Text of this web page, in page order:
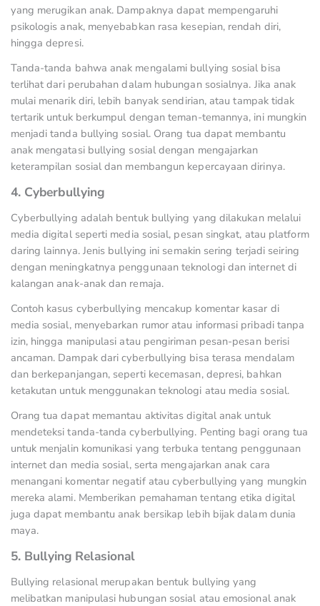
yang merugikan anak. Dampaknya dapat mempengaruhi
psikologis anak, menyebabkan rasa kesepian, rendah diri,
hingga depresi.
Tanda-tanda bahwa anak mengalami bullying sosial bisa
terlihat dari perubahan dalam hubungan sosialnya. Jika anak
mulai menarik diri, lebih banyak sendirian, atau tampak tidak
tertarik untuk berkumpul dengan teman-temannya, ini mungkin
menjadi tanda bullying sosial. Orang tua dapat membantu
anak mengatasi bullying sosial dengan mengajarkan
keterampilan sosial dan membangun kepercayaan dirinya.
4. Cyberbullying
Cyberbullying adalah bentuk bullying yang dilakukan melalui
media digital seperti media sosial, pesan singkat, atau platform
daring lainnya. Jenis bullying ini semakin sering terjadi seiring
dengan meningkatnya penggunaan teknologi dan internet di
kalangan anak-anak dan remaja.
Contoh kasus cyberbullying mencakup komentar kasar di
media sosial, menyebarkan rumor atau informasi pribadi tanpa
izin, hingga manipulasi atau pengiriman pesan-pesan berisi
ancaman. Dampak dari cyberbullying bisa terasa mendalam
dan berkepanjangan, seperti kecemasan, depresi, bahkan
ketakutan untuk menggunakan teknologi atau media sosial.
Orang tua dapat memantau aktivitas digital anak untuk
mendeteksi tanda-tanda cyberbullying. Penting bagi orang tua
untuk menjalin komunikasi yang terbuka tentang penggunaan
internet dan media sosial, serta mengajarkan anak cara
menangani komentar negatif atau cyberbullying yang mungkin
mereka alami. Memberikan pemahaman tentang etika digital
juga dapat membantu anak bersikap lebih bijak dalam dunia
maya.
5. Bullying Relasional
Bullying relasional merupakan bentuk bullying yang
melibatkan manipulasi hubungan sosial atau emosional anak